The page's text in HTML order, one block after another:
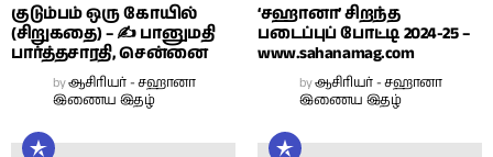
குடும்பம் ஒரு கோயில்
(சிறுகதை) – ✍ பானுமதி
பார்த்தசாரதி, சென்னை
byஆசிரியர் - சஹானா
இணைய இதழ்
‘சஹானா’ சிறந்த
படைப்புப் போட்டி 2024-25 –
www.sahanamag.com
byஆசிரியர் - சஹானா
இணைய இதழ்